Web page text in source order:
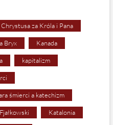
za Króla i Pana
Bryx Kanada
kapitalizm
śmierci a katechizm
Katalonia